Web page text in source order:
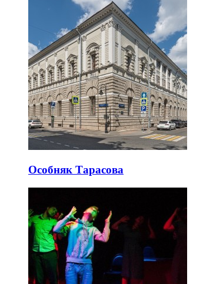
Особняк Тарасова